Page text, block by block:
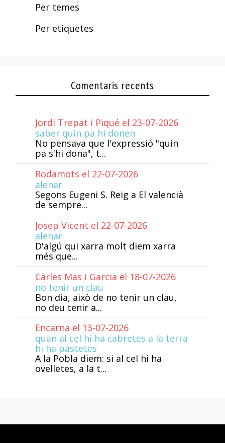
Per temes
Per etiquetes
Comentaris recents
Jordi Trepat i Piqué el 23-07-2026
saber quin pa hi donen
No pensava que l'expressió "quin
pa s'hi dona", t...
Rodamots el 22-07-2026
alenar
Segons Eugeni S. Reig a El valencià
de sempre...
Josep Vicent el 22-07-2026
alenar
D'algú qui xarra molt diem xarra
més que...
Carles Mas i Garcia el 18-07-2026
no tenir un clau
Bon dia, això de no tenir un clau,
no deu tenir a...
Encarna el 13-07-2026
quan al cel hi ha cabretes a la terra
hi ha pastetes
A la Pobla diem: si al cel hi ha
ovelletes, a la t...